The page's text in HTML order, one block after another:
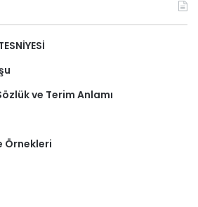
ve Terim Anlamı
Örnekleri